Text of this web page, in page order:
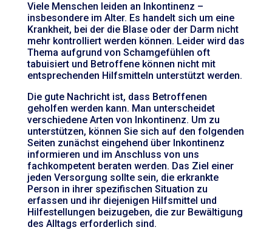
Viele Menschen leiden an Inkontinenz –
insbesondere im Alter. Es handelt sich um eine
Krankheit, bei der die Blase oder der Darm nicht
mehr kontrolliert werden können. Leider wird das
Thema aufgrund von Schamgefühlen oft
tabuisiert und Betroffene können nicht mit
entsprechenden Hilfsmitteln unterstützt werden.
Die gute Nachricht ist, dass Betroffenen
geholfen werden kann. Man unterscheidet
verschiedene Arten von Inkontinenz. Um zu
unterstützen, können Sie sich auf den folgenden
Seiten zunächst eingehend über Inkontinenz
informieren und im Anschluss von uns
fachkompetent beraten werden. Das Ziel einer
jeden Versorgung sollte sein, die erkrankte
Person in ihrer spezifischen Situation zu
erfassen und ihr diejenigen Hilfsmittel und
Hilfestellungen beizugeben, die zur Bewältigung
des Alltags erforderlich sind.